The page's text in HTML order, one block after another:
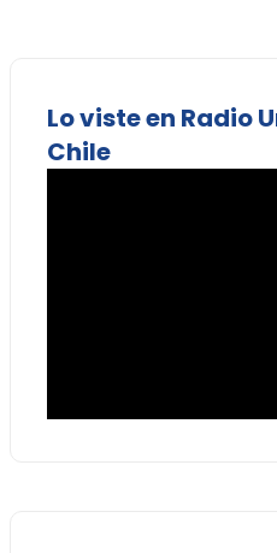
Lo viste en Radio
Chile